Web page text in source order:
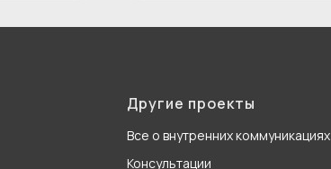
Другие проекты
Все о внутренних коммуникациях
Консультации